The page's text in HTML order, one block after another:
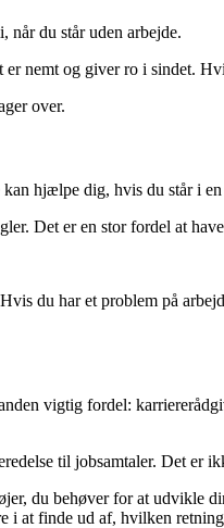
når du står uden arbejde.
nemt og giver ro i sindet.
over.
hjælpe dig, hvis du står i
Det er en stor fordel at
du har et problem på
vigtig fordel:
til jobsamtaler. Det er
du behøver for at udvikle
i at finde ud af, hvilken